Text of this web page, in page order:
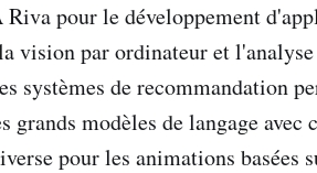
pour le développement
vision par ordinateur et
systèmes de recommandation
grands modèles de langage
pour les animations basées